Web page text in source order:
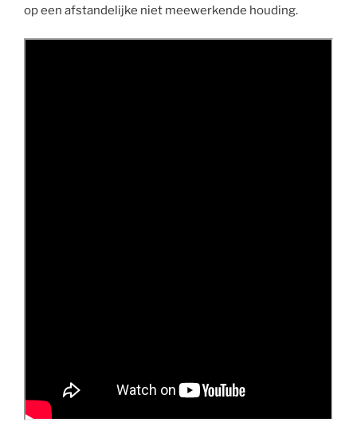
op een afstandelijke niet meewerkende houding.